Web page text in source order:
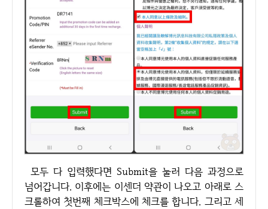
모두 다 입력했다면 Submit을 눌러 다음 과정으로
넘어갑니다. 이후에는 이센더 약관이 나오고 아래로 스
크롤하여 첫번째 체크박스에 체크를 합니다. 그리고 세